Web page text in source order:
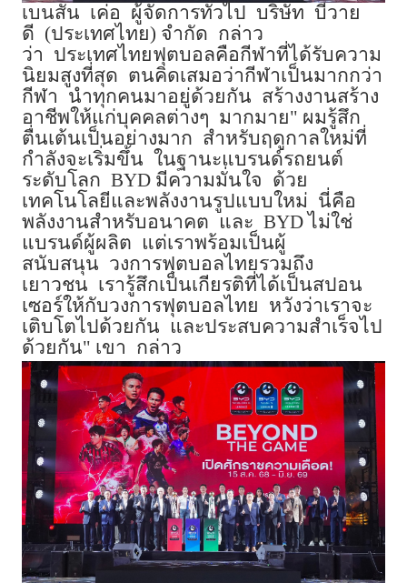
เบนสัน เค่อ ผู้จัดการทั่วไป บริษัท บีวาย
ดี (ประเทศไทย) จำกัด กล่าว
ว่า ประเทศไทยฟุตบอลคือกีฬาที่ได้รับความ
นิยมสูงที่สุด ตนคิดเสมอว่ากีฬาเป็นมากกว่า
กีฬา นำทุกคนมาอยู่ด้วยกัน สร้างงานสร้าง
อาชีพให้แก่บุคคลต่างๆ มากมาย" ผมรู้สึก
ตื่นเต้นเป็นอย่างมาก สำหรับฤดูกาลใหม่ที่
กำลังจะเริ่มขึ้น ในฐานะแบรนด์รถยนต์
ระดับโลก BYD มีความมั่นใจ ด้วย
เทคโนโลยีและพลังงานรูปแบบใหม่ นี่คือ
พลังงานสำหรับอนาคต และ BYDไม่ใช่
แบรนด์ผู้ผลิต แต่เราพร้อมเป็นผู้
สนับสนุน วงการฟุตบอลไทยรวมถึง
เยาวชน เรารู้สึกเป็นเกียรติที่ได้เป็นสปอน
เซอร์ให้กับวงการฟุตบอลไทย หวังว่าเราจะ
เติบโตไปด้วยกัน และประสบความสำเร็จไป
ด้วยกัน" เขา กล่าว